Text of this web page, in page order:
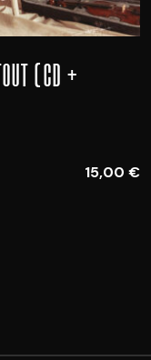
(CD +
15,00€